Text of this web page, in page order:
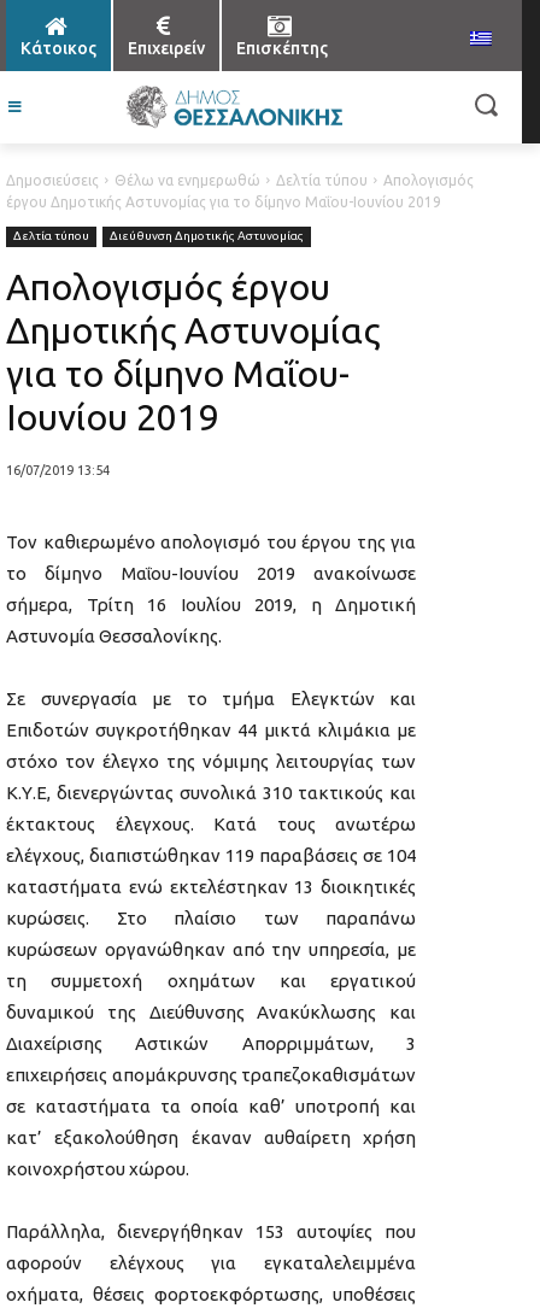
Κάτοικος Επιχειρείν Επισκέπτης
Δημοσιεύσεις Θέλω να ενημερωθώ Δελτία τύπου
Απολογισμός
έργου Δημοτικής Αστυνομίας για το δίμηνο Μαΐου-Ιουνίου 2019
Δελτία τύπου Διεύθυνση Δημοτικής Αστυνομίας
Απολογισμός έργου
Δημοτικής Αστυνομίας
για το δίμηνο Μαΐου-
Ιουνίου 2019
16/07/2019 13:54
Τον καθιερωμένο απολογισμό του έργου της για
το δίμηνο Μαΐου-Ιουνίου 2019 ανακοίνωσε
σήμερα, Τρίτη 16 Ιουλίου 2019, η Δημοτική
Αστυνομία Θεσσαλονίκης.
Σε συνεργασία με το τμήμα Ελεγκτών και
Επιδοτών συγκροτήθηκαν 44 μικτά κλιμάκια με
στόχο τον έλεγχο της νόμιμης λειτουργίας των
Κ.Υ.Ε, διενεργώντας συνολικά 310 τακτικούς και
έκτακτους έλεγχους. Κατά τους ανωτέρω
ελέγχους, διαπιστώθηκαν 119 παραβάσεις σε 104
καταστήματα ενώ εκτελέστηκαν 13 διοικητικές
κυρώσεις. Στο πλαίσιο των παραπάνω
κυρώσεων οργανώθηκαν από την υπηρεσία, με
τη συμμετοχή οχημάτων και εργατικού
δυναμικού της Διεύθυνσης Ανακύκλωσης και
Διαχείρισης Αστικών Απορριμμάτων, 3
επιχειρήσεις απομάκρυνσης τραπεζοκαθισμάτων
σε καταστήματα τα οποία καθ’ υποτροπή και
κατ’ εξακολούθηση έκαναν αυθαίρετη χρήση
κοινοχρήστου χώρου.
Παράλληλα, διενεργήθηκαν 153 αυτοψίες που
αφορούν ελέγχους για εγκαταλελειμμένα
οχήματα, θέσεις φορτοεκφόρτωσης, υποθέσεις